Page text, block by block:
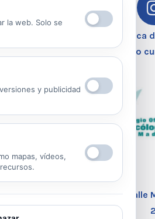
Aviso Legal – Política
Nuestro Centro Sanitario
Calle
la web. Solo se
y publicidad
mapas, vídeos,